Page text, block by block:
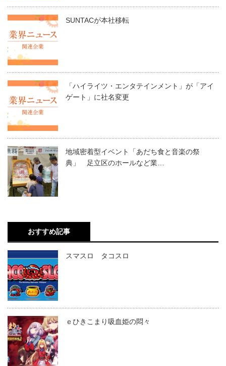
SUNTACが本社移転
「ハイライツ・エンタテインメント」が「アイ
ゲート」に社名変更
地域密着型イベント「あだち食と音楽の祭
典」 足立区のホールなど業…
おすすめ記事
スマスロ タコスロ
ｅひきこまり吸血姫の悶々